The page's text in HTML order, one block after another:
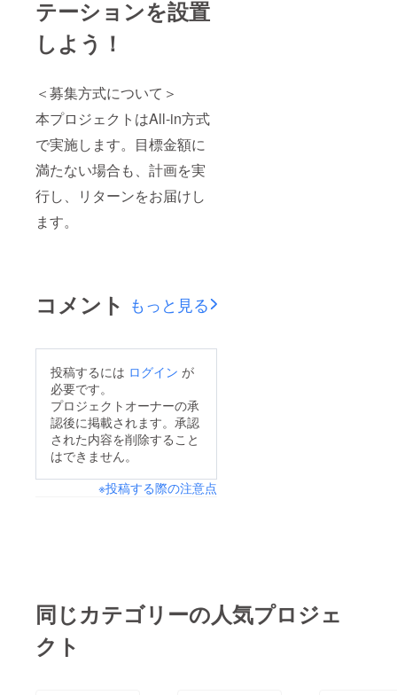
テーションを設置
しよう！
＜募集方式について＞
本プロジェクトはAll-in方式
で実施します。目標金額に
満たない場合も、計画を実
行し、リターンをお届けし
ます。
コメント もっと見る
投稿するには ログイン が
必要です。
プロジェクトオーナーの承
認後に掲載されます。承認
された内容を削除すること
はできません。
※投稿する際の注意点
同じカテゴリーの人気プロジェ
クト